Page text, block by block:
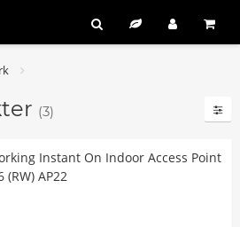
(3)
Instant On Indoor Access Point
(RW) AP22